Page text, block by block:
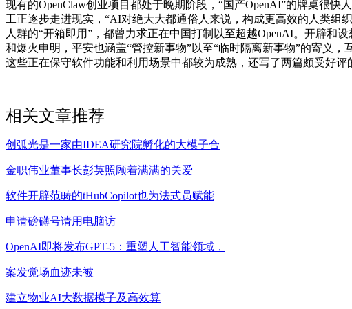
现有的OpenClaw创业项目都处于晚期阶段，“国产OpenAI”的牌桌很
工正逐步走进现实，“AI对绝大大都通俗人来说，构成更高效的人类组
人群的“开箱即用”，都曾力求正在中国打制以至超越OpenAI。开辟和
和爆火申明，平安也涵盖“管控新事物”以至“临时隔离新事物”的寄义
这些正在保守软件功能和利用场景中都较为成熟，还写了两篇颇受好
相关文章推荐
创弧光是一家由IDEA研究院孵化的大模子合
金职伟业董事长彭英照顾着满满的关爱
软件开辟范畴的tHubCopilot也为法式员赋能
申请磅礴号请用电脑访
OpenAI即将发布GPT-5：重塑人工智能领域，
案发觉场血迹未被
建立物业AI大数据模子及高效算